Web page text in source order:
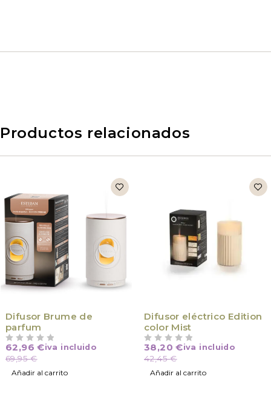
Productos relacionados
Difusor Brume de
parfum
69,95€
62,96€iva incluido
Añadir al carrito
Difusor eléctrico Edition
color Mist
42,45€
38,20€iva incluido
Añadir al carrito